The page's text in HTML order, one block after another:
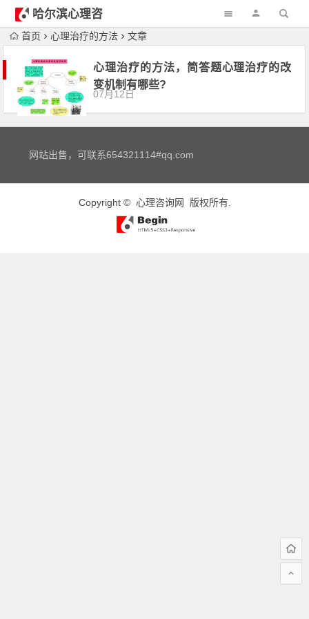
哈尔滨心理咨
询首页 心理治疗的方法 文章
心理治疗的方法，简答题心理治疗的改
变机制有哪些?
07月12日
网站出售，可联系654321114#qq.com
Copyright © 心理咨询网 版权所有.